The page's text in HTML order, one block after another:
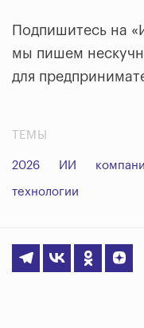
Подпишитесь на
мы пишем
для
ТЕМЫ
2026 ИИ
технологии